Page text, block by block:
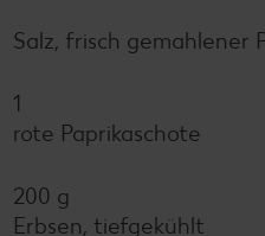
Salz, frisch gemahlener
1
rote Paprikaschote
200 g
Erbsen, tiefgekühlt